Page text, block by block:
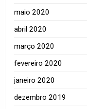
maio 2020
abril 2020
março 2020
fevereiro 2020
janeiro 2020
dezembro 2019